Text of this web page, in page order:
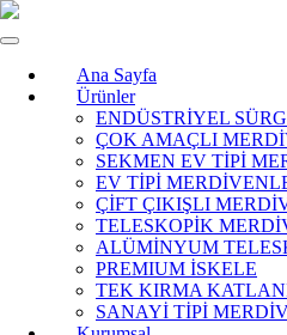
Ana Sayfa
Ürünler
ENDÜSTRİYEL
ÇOK AMAÇLI
SEKMEN EV TİPİ
EV TİPİ
ÇİFT ÇIKIŞLI
TELESKOPİK
ALÜMİNYUM
PREMIUM İSKELE
TEK KIRMA
SANAYİ TİPİ